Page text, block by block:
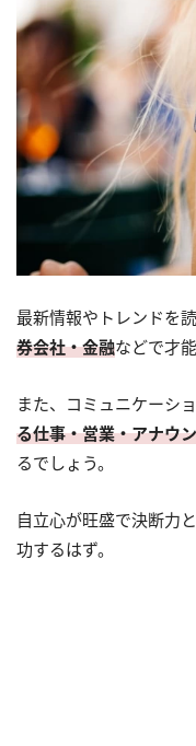
最新情報やトレンドを
券会社・金融などで才
また、コミュニケーシ
る仕事・営業・アナウ
るでしょう。
自立心が旺盛で決断力
功するはず。